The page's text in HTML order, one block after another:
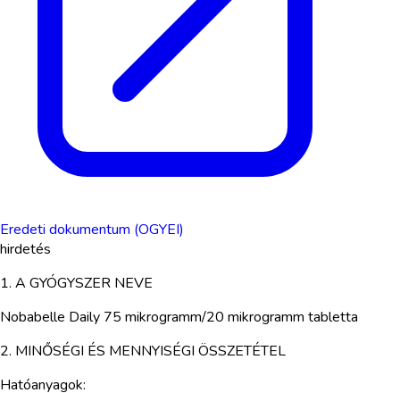
Eredeti dokumentum (OGYEI)
hirdetés
1. A GYÓGYSZER NEVE
Nobabelle Daily 75 mikrogramm/20 mikrogramm tabletta
2. MINŐSÉGI ÉS MENNYISÉGI ÖSSZETÉTEL
Hatóanyagok: